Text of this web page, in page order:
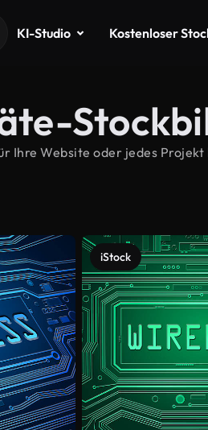
KI-Studio Kostenloser
Ihre Website oder jedes
iStock